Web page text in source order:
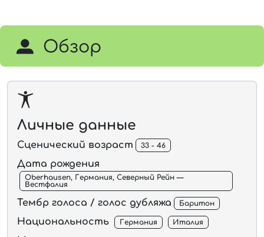
Обзор
Личные данные
Сценический возраст 33 - 46
Дата рождения
Oberhausen, Германия, Северный Рейн —
Вестфалия
Тембр голоса / голос дубляжа Баритон
Национальность Германия Италия